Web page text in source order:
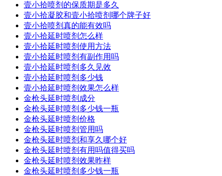
壹小拾喷剂的保质期是多久
壹小拾凝胶和壹小拾喷剂哪个牌子好
壹小拾喷剂真的能有效吗
壹小拾延时喷剂怎么样
壹小拾延时喷剂使用方法
壹小拾延时喷剂有副作用吗
壹小拾延时喷剂多久见效
壹小拾延时喷剂多少钱
壹小拾延时喷剂效果怎么样
金枪头延时喷剂成分
金枪头延时喷剂多少钱一瓶
金枪头延时喷剂价格
金枪头延时喷剂管用吗
金枪头延时喷剂和享久哪个好
金枪头延时喷剂有用吗值得买吗
金枪头延时喷剂效果昨样
金枪头延时喷剂多少钱一瓶